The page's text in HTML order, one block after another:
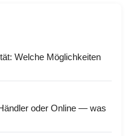
Welche Möglichkeiten
oder Online — was